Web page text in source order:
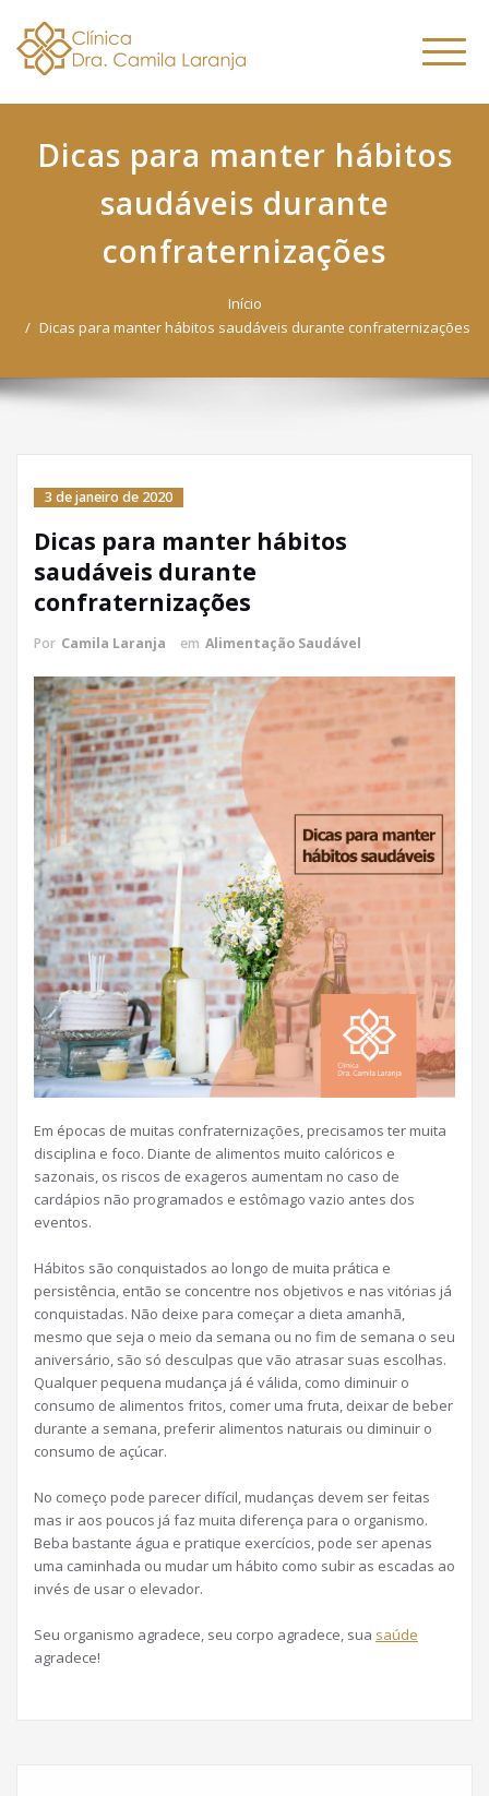
content
Laranja
Especialista em Fitoterapia
Dicas para manter hábitos
saudáveis durante
confraternizações
Início
Dicas para manter hábitos saudáveis durante confraternizações
3 de janeiro de 2020
Dicas para manter hábitos
saudáveis durante
confraternizações
Por Camila Laranja em Alimentação Saudável
Em épocas de muitas confraternizações, precisamos ter muita
disciplina e foco. Diante de alimentos muito calóricos e
sazonais, os riscos de exageros aumentam no caso de
cardápios não programados e estômago vazio antes dos
eventos.
Hábitos são conquistados ao longo de muita prática e
persistência, então se concentre nos objetivos e nas vitórias já
conquistadas. Não deixe para começar a dieta amanhã,
mesmo que seja o meio da semana ou no fim de semana o seu
aniversário, são só desculpas que vão atrasar suas escolhas.
Qualquer pequena mudança já é válida, como diminuir o
consumo de alimentos fritos, comer uma fruta, deixar de beber
durante a semana, preferir alimentos naturais ou diminuir o
consumo de açúcar.
No começo pode parecer difícil, mudanças devem ser feitas
mas ir aos poucos já faz muita diferença para o organismo.
Beba bastante água e pratique exercícios, pode ser apenas
uma caminhada ou mudar um hábito como subir as escadas ao
invés de usar o elevador.
Seu organismo agradece, seu corpo agradece, sua saúde
agradece!